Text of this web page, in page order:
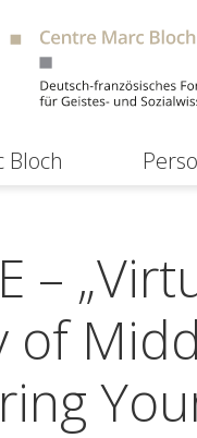
Bloch
–
of